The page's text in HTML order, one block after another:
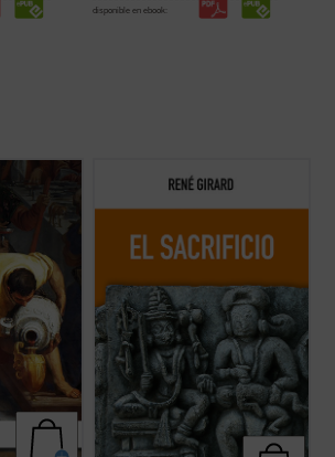
disponible en ebook:
ofrece
una
narrada en
al lector
...
Esta nueva edición, publicada a modo de
conmemoración por el centenario del
girardiano, pues el sacrificio no es un tema
cualquiera de la antropología o de la ...